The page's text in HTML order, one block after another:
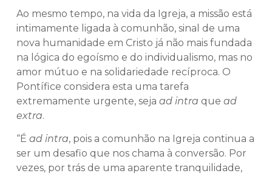
Ao mesmo tempo, na vida da Igreja, a missão está
intimamente ligada à comunhão, sinal de uma
nova humanidade em Cristo já não mais fundada
na lógica do egoísmo e do individualismo, mas no
amor mútuo e na solidariedade recíproca. O
Pontífice considera esta uma tarefa
extremamente urgente, seja ad intra que ad
extra.
“É ad intra, pois a comunhão na Igreja continua a
ser um desafio que nos chama à conversão. Por
vezes, por trás de uma aparente tranquilidade,